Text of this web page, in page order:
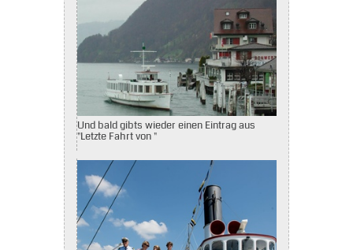
Und bald gibts wieder einen Eintrag aus
"Letzte Fahrt von "